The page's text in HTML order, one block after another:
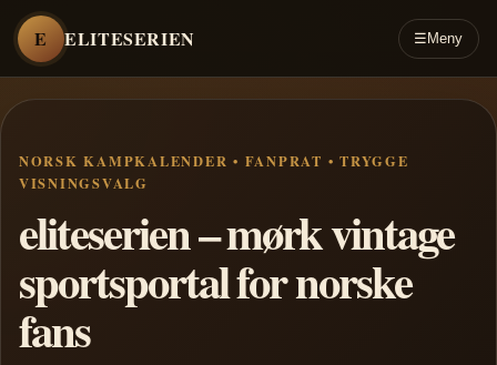
E ELITESERIEN ☰ Meny
NORSK KAMPKALENDER • FANPRAT • TRYGGE
VISNINGSVALG
eliteserien – mørk vintage
sportsportal for norske
fans